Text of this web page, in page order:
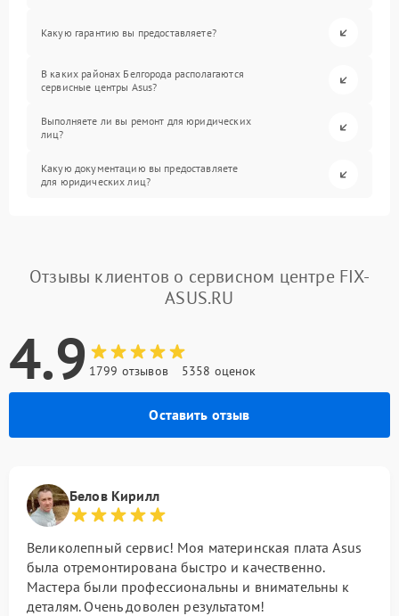
Какую гарантию вы предоставляете?
В каких районах Белгорода располагаются
сервисные центры Asus?
Выполняете ли вы ремонт для юридических
лиц?
Какую документацию вы предоставляете
для юридических лиц?
Отзывы клиентов о сервисном центре FIX-
ASUS.RU
4.9 1799 отзывов 5358 оценок
Оставить отзыв
Белов Кирилл
Великолепный сервис! Моя материнская плата Asus
была отремонтирована быстро и качественно.
Мастера были профессиональны и внимательны к
деталям. Очень доволен результатом!